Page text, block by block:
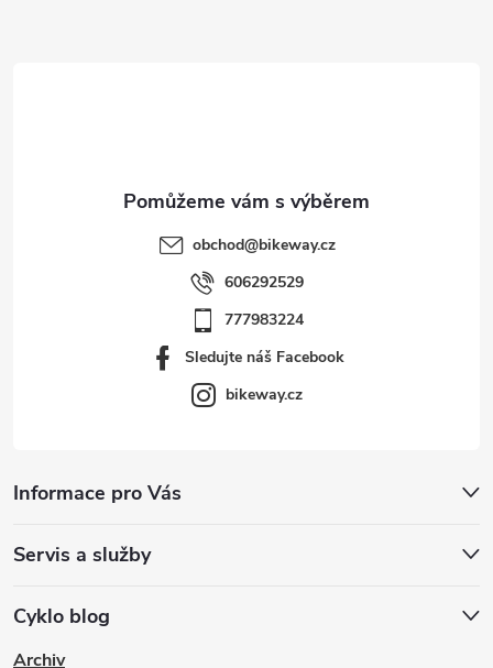
obchod@bikeway.cz
606292529
777983224
Sledujte náš Facebook
bikeway.cz
Informace pro Vás
Servis a služby
Cyklo blog
Archiv